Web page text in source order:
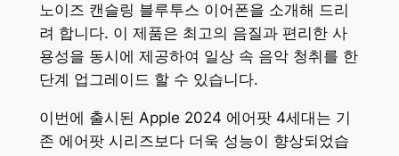
노이즈 캔슬링 블루투스 이어폰을 소개해 드리
려 합니다. 이 제품은 최고의 음질과 편리한 사
용성을 동시에 제공하여 일상 속 음악 청취를 한
단계 업그레이드 할 수 있습니다.
이번에 출시된 Apple 2024 에어팟 4세대는 기
존 에어팟 시리즈보다 더욱 성능이 향상되었습